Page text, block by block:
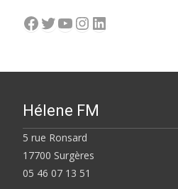
Facebook
Twitter
YouTube
Instagram
LinkedIn
Hélene FM
5 rue Ronsard
17700 Surgères
05 46 07 13 51